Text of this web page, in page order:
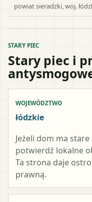
powiatsieradzki , woj.
STARY PIEC
Stary piec i
WOJEWÓDZTWO
łódzkie
Jeżeli dom ma
potwierdź lokalne
Ta strona daje
prawną.